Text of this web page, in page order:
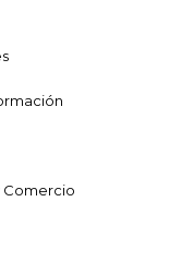
Comercio